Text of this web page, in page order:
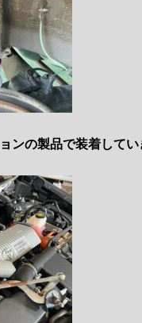
ンの製品で装着してい